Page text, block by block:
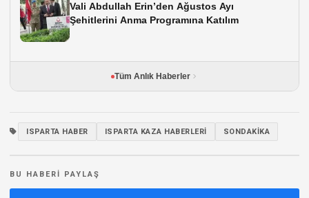
Vali Abdullah Erin’den Ağustos Ayı
Şehitlerini Anma Programına Katılım
Tüm Anlık Haberler
ISPARTA HABER ISPARTA KAZA HABERLERI SONDAKIKA
BU HABERI PAYLAŞ